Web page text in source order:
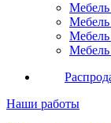
Мебель
Мебель
Мебель
Мебель
Наши работы